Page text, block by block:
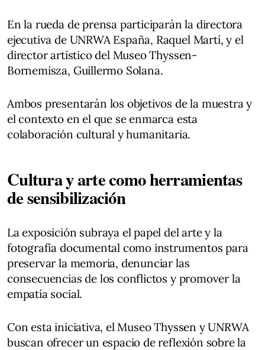
En la rueda de prensa participarán la directora
ejecutiva de UNRWA España, Raquel Martí, y el
director artístico del Museo Thyssen-
Bornemisza, Guillermo Solana.
Ambos presentarán los objetivos de la muestra y
el contexto en el que se enmarca esta
colaboración cultural y humanitaria.
Cultura y arte como herramientas
de sensibilización
La exposición subraya el papel del arte y la
fotografía documental como instrumentos para
preservar la memoria, denunciar las
consecuencias de los conflictos y promover la
empatía social.
Con esta iniciativa, el Museo Thyssen y UNRWA
buscan ofrecer un espacio de reflexión sobre la